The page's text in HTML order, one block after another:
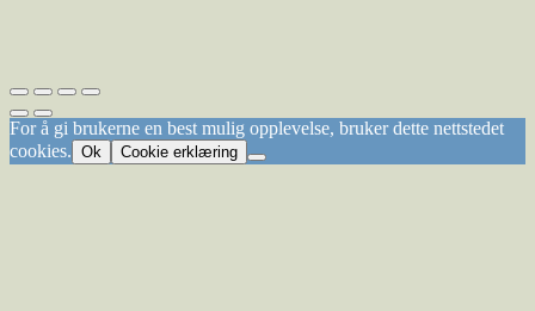
For å gi brukerne en best mulig opplevelse, bruker dette nettstedet
cookies. Ok Cookie erklæring